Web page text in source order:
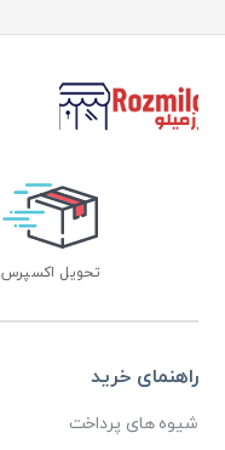
تحویل اکسپرس
راهنمای خرید
شیوه های پرداخت